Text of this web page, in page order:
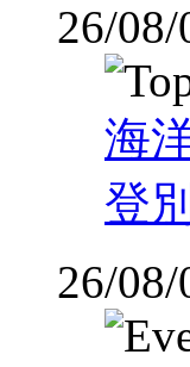
26/08/
海
登
26/08/